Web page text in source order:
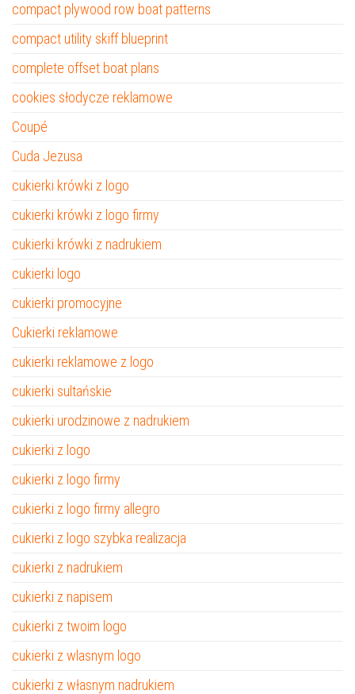
compact plywood row boat patterns
compact utility skiff blueprint
complete offset boat plans
cookies słodycze reklamowe
Coupé
Cuda Jezusa
cukierki krówki z logo
cukierki krówki z logo firmy
cukierki krówki z nadrukiem
cukierki logo
cukierki promocyjne
Cukierki reklamowe
cukierki reklamowe z logo
cukierki sultańskie
cukierki urodzinowe z nadrukiem
cukierki z logo
cukierki z logo firmy
cukierki z logo firmy allegro
cukierki z logo szybka realizacja
cukierki z nadrukiem
cukierki z napisem
cukierki z twoim logo
cukierki z wlasnym logo
cukierki z własnym nadrukiem